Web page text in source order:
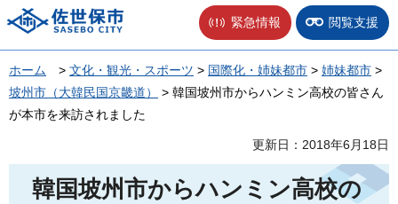
佐世保市 緊急情報 閲覧支援
ホーム > 文化・観光・スポーツ > 国際化・姉妹都市 > 姉妹都市 >
坡州市（大韓民国京畿道）
> 韓国坡州市からハンミン高校の皆さん
が本市を来訪されました
更新日：2018年6月18日
韓国坡州市からハンミン高校の